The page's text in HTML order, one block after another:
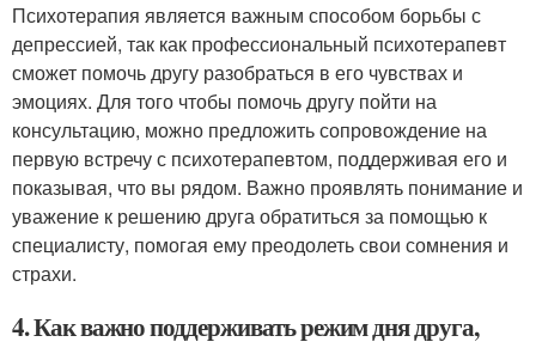
Психотерапия является важным способом борьбы с
депрессией, так как профессиональный психотерапевт
сможет помочь другу разобраться в его чувствах и
эмоциях. Для того чтобы помочь другу пойти на
консультацию, можно предложить сопровождение на
первую встречу с психотерапевтом, поддерживая его и
показывая, что вы рядом. Важно проявлять понимание и
уважение к решению друга обратиться за помощью к
специалисту, помогая ему преодолеть свои сомнения и
страхи.
4. Как важно поддерживать режим дня друга,